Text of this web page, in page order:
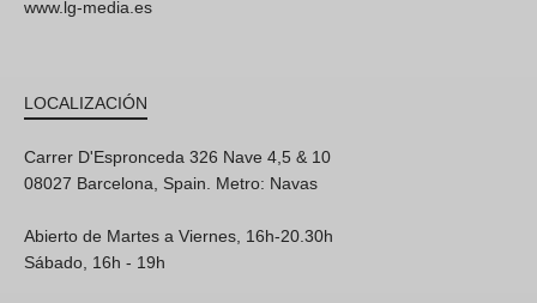
www.lg-media.es
LOCALIZACIÓN
Carrer D'Espronceda 326 Nave 4,5 & 10
08027 Barcelona, Spain. Metro: Navas
Abierto de Martes a Viernes, 16h-20.30h
Sábado, 16h - 19h